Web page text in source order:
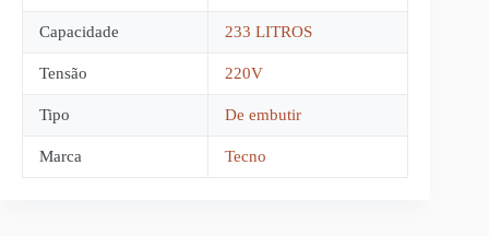
Capacidade 233 LITROS
Tensão 220V
Tipo De embutir
Marca Tecno